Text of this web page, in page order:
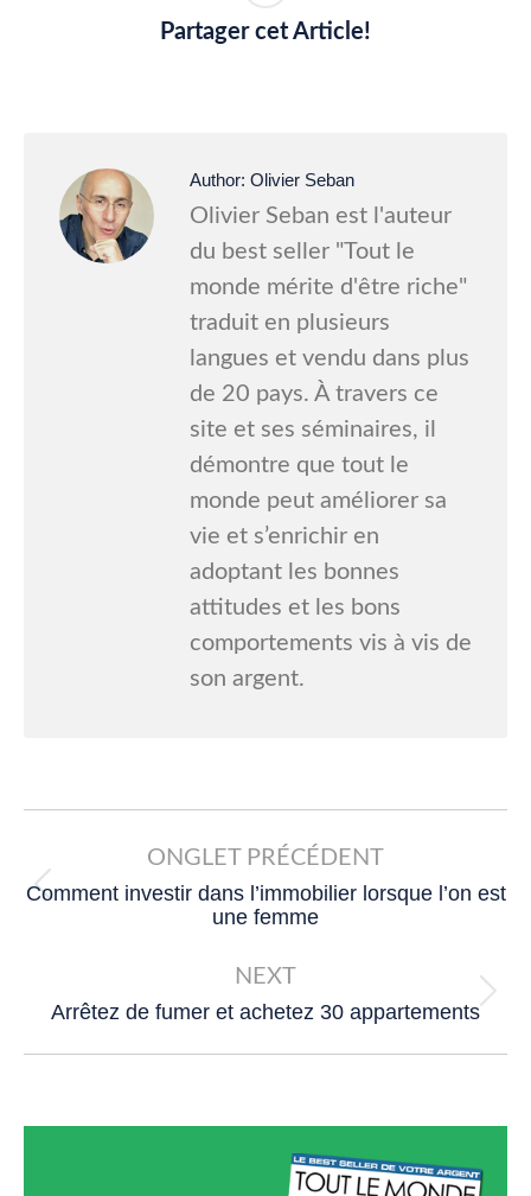
Partager cet Article!
Author: Olivier Seban
Olivier Seban est l'auteur
du best seller "Tout le
monde mérite d'être riche"
traduit en plusieurs
langues et vendu dans plus
de 20 pays. À travers ce
site et ses séminaires, il
démontre que tout le
monde peut améliorer sa
vie et s’enrichir en
adoptant les bonnes
attitudes et les bons
comportements vis à vis de
son argent.
navigationONGLET PRÉCÉDENT
Previous
Comment investir dans l’immobilier lorsque l’on est
une femme
NEXT
Next
Arrêtez de fumer et achetez 30 appartements